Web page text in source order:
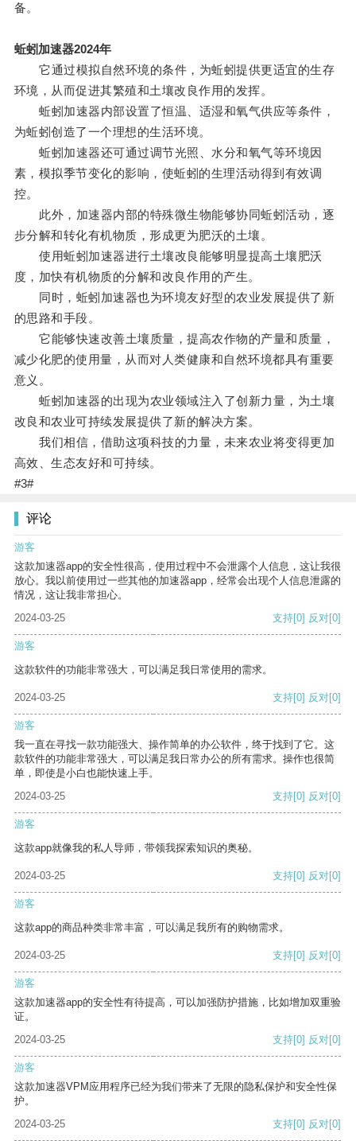
备。
蚯蚓加速器2024年
它通过模拟自然环境的条件，为蚯蚓提供更适宜的生存
环境，从而促进其繁殖和土壤改良作用的发挥。
蚯蚓加速器内部设置了恒温、适湿和氧气供应等条件，
为蚯蚓创造了一个理想的生活环境。
蚯蚓加速器还可通过调节光照、水分和氧气等环境因
素，模拟季节变化的影响，使蚯蚓的生理活动得到有效调
控。
此外，加速器内部的特殊微生物能够协同蚯蚓活动，逐
步分解和转化有机物质，形成更为肥沃的土壤。
使用蚯蚓加速器进行土壤改良能够明显提高土壤肥沃
度，加快有机物质的分解和改良作用的产生。
同时，蚯蚓加速器也为环境友好型的农业发展提供了新
的思路和手段。
它能够快速改善土壤质量，提高农作物的产量和质量，
减少化肥的使用量，从而对人类健康和自然环境都具有重要
意义。
蚯蚓加速器的出现为农业领域注入了创新力量，为土壤
改良和农业可持续发展提供了新的解决方案。
我们相信，借助这项科技的力量，未来农业将变得更加
高效、生态友好和可持续。
#3#
评论
游客
这款加速器app的安全性很高，使用过程中不会泄露个人信息，这让我很
放心。我以前使用过一些其他的加速器app，经常会出现个人信息泄露的
情况，这让我非常担心。
2024-03-25
支持[0] 反对[0]
游客
这款软件的功能非常强大，可以满足我日常使用的需求。
2024-03-25 支持[0] 反对[0]
游客
我一直在寻找一款功能强大、操作简单的办公软件，终于找到了它。这
款软件的功能非常强大，可以满足我日常办公的所有需求。操作也很简
单，即使是小白也能快速上手。
2024-03-25
支持[0] 反对[0]
游客
这款app就像我的私人导师，带领我探索知识的奥秘。
2024-03-25 支持[0] 反对[0]
游客
这款app的商品种类非常丰富，可以满足我所有的购物需求。
2024-03-25 支持[0] 反对[0]
游客
这款加速器app的安全性有待提高，可以加强防护措施，比如增加双重验
证。
2024-03-25
支持[0] 反对[0]
游客
这款加速器VPM应用程序已经为我们带来了无限的隐私保护和安全性保
护。
2024-03-25
支持[0] 反对[0]